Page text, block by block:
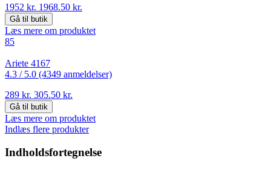
1952 kr. 1968.50 kr.
Gå til butik
Læs mere om produktet
85
Ariete 4167
4.3 /5.0 (4349 anmeldelser)
289 kr. 305.50 kr.
Gå til butik
Læs mere om produktet
Indlæs flere produkter
Indholdsfortegnelse